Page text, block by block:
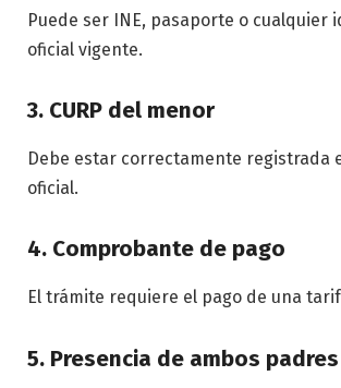
Puede ser INE, pasaporte o cualquier
oficial vigente.
3. CURP del menor
Debe estar correctamente registrada
oficial.
4. Comprobante de pago
El trámite requiere el pago de una
5. Presencia de ambos padres